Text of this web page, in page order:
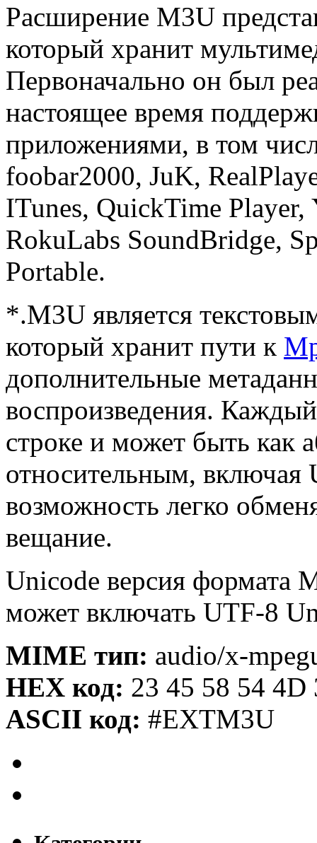
Расширение M3U
который хранит
Первоначально он был
настоящее время
приложениями, в том
foobar2000, JuK,
ITunes, QuickTime
RokuLabs SoundBridge,
Portable.
*.M3U является
который хранит пути к
дополнительные
воспроизведения.
строке и может быть как
относительным, включая
возможность легко
вещание.
Unicode версия формата
может включать UTF-8
MIME тип: audio/x-
HEX код: 23 45 58 54
ASCII код: #EXTM3U